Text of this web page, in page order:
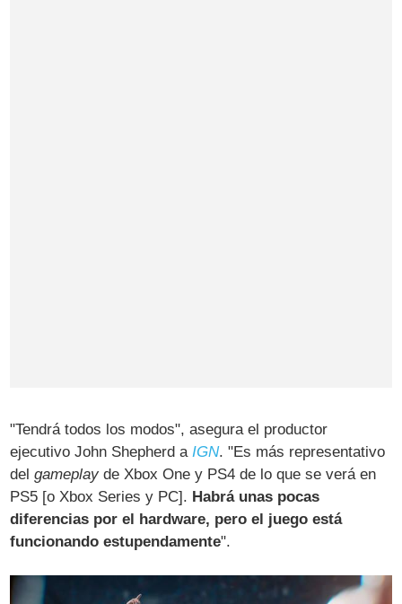
"Tendrá todos los modos", asegura el productor
ejecutivo John Shepherd a IGN. "Es más representativo
delgameplay de Xbox One y PS4 de lo que se verá en
PS5 [o Xbox Series y PC]. Habrá unas pocas
diferencias por el hardware, pero el juego está
funcionando estupendamente".